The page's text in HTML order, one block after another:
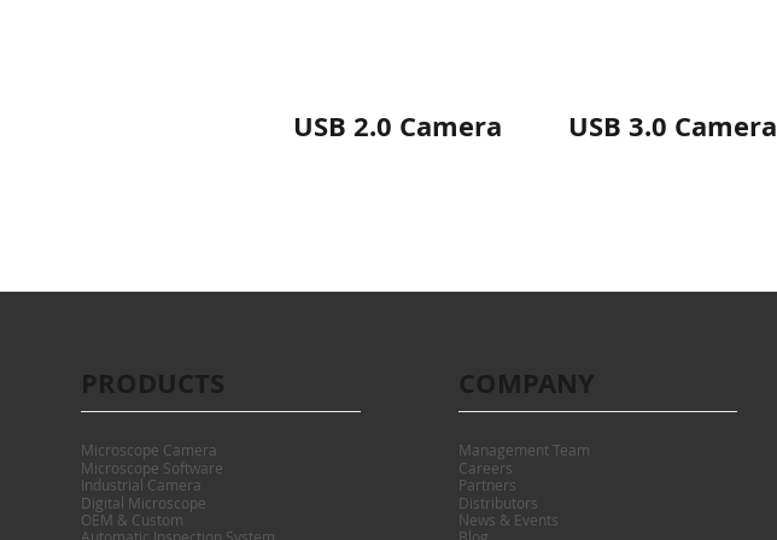
USB 2.0 Camera USB 3.0 Camera
Microscope Camera
Microscope Software
Industrial Camera
Digital Microscope
OEM & Custom
PRODUCTS
Management Team
Careers
Partners
Distributors
News & Events
COMPANY